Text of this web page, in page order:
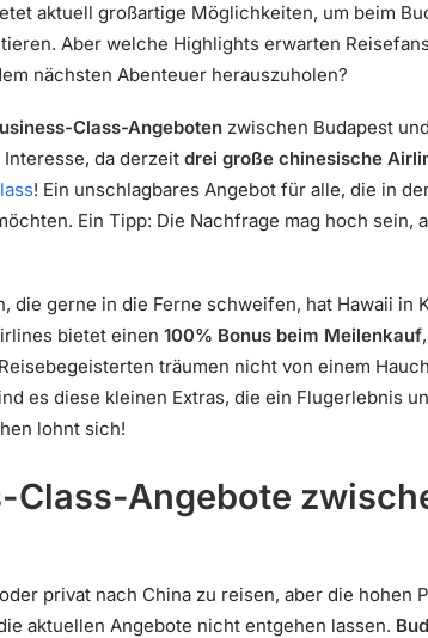
aktuell großartige Möglichkeiten, um beim
Aber welche Highlights erwarten
nächsten Abenteuer herauszuholen?
Class-Angeboten zwischen Budapest
da derzeit drei große chinesische
! Ein unschlagbares Angebot für alle, die in
Ein Tipp: Die Nachfrage mag hoch sein,
die gerne in die Ferne schweifen, hat Hawaii in
bietet einen 100% Bonus beim Meilenkauf
träumen nicht von einem
es diese kleinen Extras, die ein Flugerlebnis
lohnt sich!
Angebote
privat nach China zu reisen, aber die hohen
aktuellen Angebote nicht entgehen lassen.